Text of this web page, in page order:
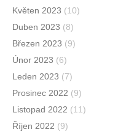
Květen 2023 (10)
Duben 2023 (8)
Březen 2023 (9)
Únor 2023 (6)
Leden 2023 (7)
Prosinec 2022 (9)
Listopad 2022 (11)
Říjen 2022 (9)